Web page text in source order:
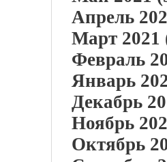
Апрель
Март 2021
Февраль
Январь
Декабрь
Ноябрь
Октябрь